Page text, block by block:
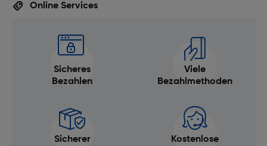
Online Services
Sicheres
Bezahlen
Viele
Bezahlmethoden
Sicherer
Kostenlose